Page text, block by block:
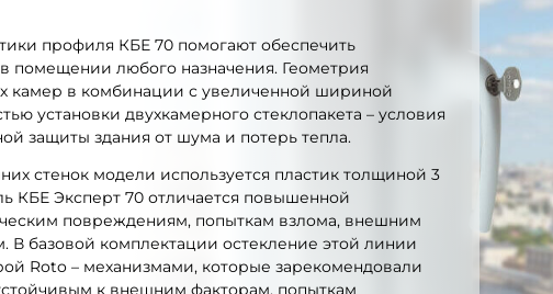
профиля КБЕ 70 помогают обеспечить
помещении любого назначения. Геометрия
камер в комбинации с увеличенной шириной
установки двухкамерного стеклопакета – условия
защиты здания от шума и потерь тепла.
стенок модели используется пластик толщиной 3
КБЕ Эксперт 70 отличается повышенной
повреждениям, попыткам взлома, внешним
В базовой комплектации остекление этой линии
Roto – механизмами, которые зарекомендовали
к внешним факторам, попыткам